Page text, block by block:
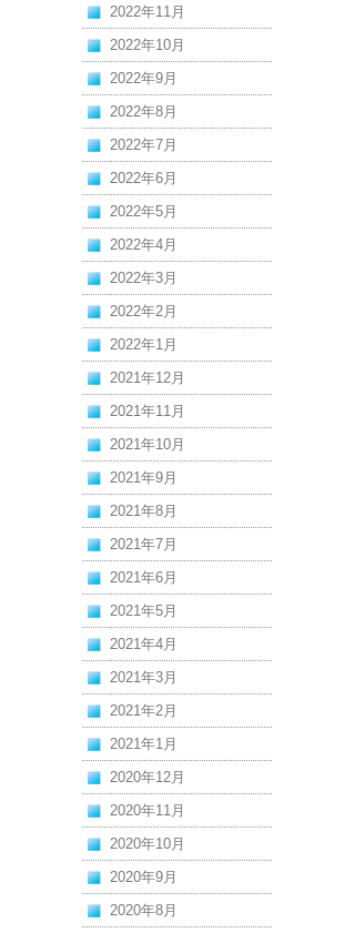
2022年11月
2022年10月
2022年9月
2022年8月
2022年7月
2022年6月
2022年5月
2022年4月
2022年3月
2022年2月
2022年1月
2021年12月
2021年11月
2021年10月
2021年9月
2021年8月
2021年7月
2021年6月
2021年5月
2021年4月
2021年3月
2021年2月
2021年1月
2020年12月
2020年11月
2020年10月
2020年9月
2020年8月